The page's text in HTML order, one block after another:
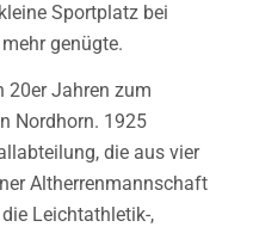
Sportplatz bei
genügte.
20er Jahren zum
Nordhorn. 1925
die aus vier
Altherrenmannschaft
Leichtathletik-,